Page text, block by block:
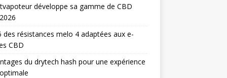
développe sa gamme de CBD
des résistances melo 4 adaptées aux e-
CBD
du drytech hash pour une expérience